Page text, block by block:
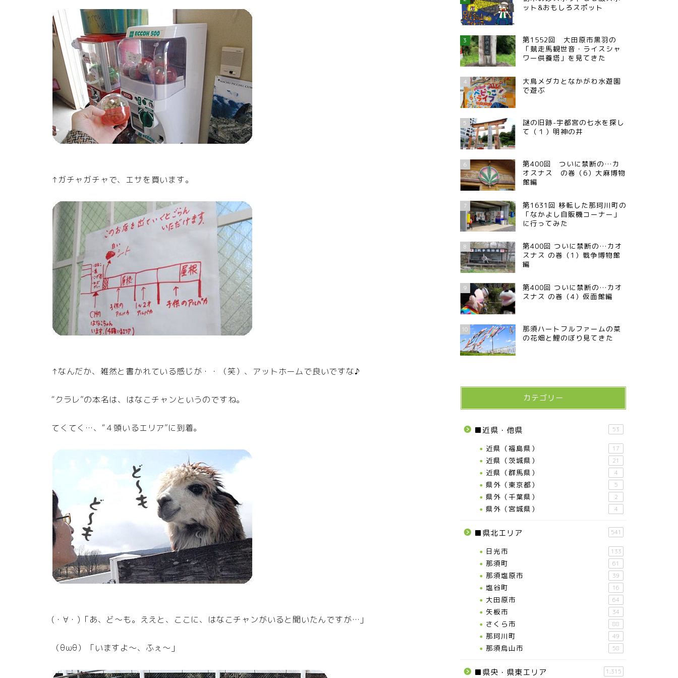
↑ガチャガチャで、エサを買います。
↑なんだか、雑然と書かれている感じが・・（笑）、アットホームで良いですな♪
“クラレ”の本名は、はなこチャンというのですね。
てくてく…、“４頭いるエリア”に到着。
(・∀・)「あ、ど～も。ええと、ここに、はなこチャンがいると聞いたんですが…」
（θωθ）「いますよ～、ふぇ～」
ット&おもしろスポット
3
第1552回 大田原市黒羽の
「競走馬観世音・ライスシャ
ワー供養塔」を見てきた
4
大鳥メダカとなかがわ水遊園
で遊ぶ
5
謎の旧跡-宇都宮の七水を探し
て（１）明神の井
6
第400回 ついに禁断の…カ
オスナス の巻（6）大麻博物
館編
7
第1631回 移転した那珂川町の
「なかよし自販機コーナー」
に行ってみた
8
第400回 ついに禁断の…カオ
スナス の巻（1）戦争博物館
編
9
第400回 ついに禁断の…カオ
スナス の巻（4）仮面館編
10
那須ハートフルファームの菜
の花畑と鯉のぼり見てきた
カテゴリー
■近県・他県 53
近県（福島県） 17
近県（茨城県） 21
近県（群馬県） 4
県外（東京都） 5
県外（千葉県） 2
県外（宮城県） 4
■県北エリア 541
日光市 133
那須町 61
那須塩原市 39
塩谷町 16
大田原市 64
矢板市 34
さくら市 88
那珂川町 49
那須烏山市 58
■県央・県東エリア 1,315